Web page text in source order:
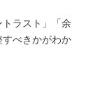
ラスト」「余
べきかがわか